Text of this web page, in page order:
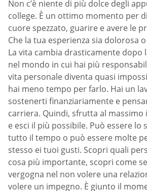
Non c’è niente di più dolce degli
college. È un ottimo momento per
cuore spezzato, guarire e avere le
Che la tua esperienza sia dolorosa
La vita cambia drasticamente dopo
nel mondo in cui hai più
vita personale diventa quasi
hai meno tempo per farlo. Hai un
sostenerti finanziariamente e
carriera. Quindi, sfrutta al massimo
e esci il più possibile. Può essere
tutto il tempo o può essere molte
stesso ei tuoi gusti. Scopri quali
cosa più importante, scopri come
vergogna nel non volere una
volere un impegno. È giunto il